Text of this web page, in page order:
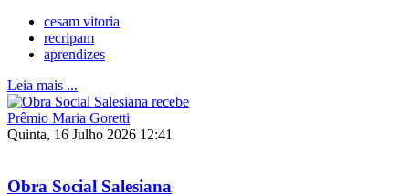
cesam vitoria
recripam
aprendizes
Leia mais ...
Quinta, 16 Julho 2026 12:41
Obra Social Salesiana